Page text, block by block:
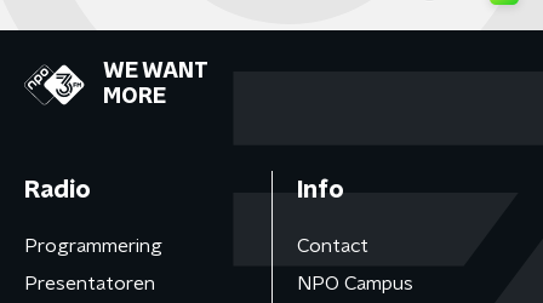
WE WANT
MORE
Radio
Programmering
Presentatoren
Info
Contact
NPO Campus